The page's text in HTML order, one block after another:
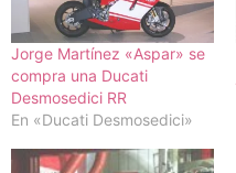
Jorge Martínez «Aspar» se
compra una Ducati
Desmosedici RR
En «Ducati Desmosedici»